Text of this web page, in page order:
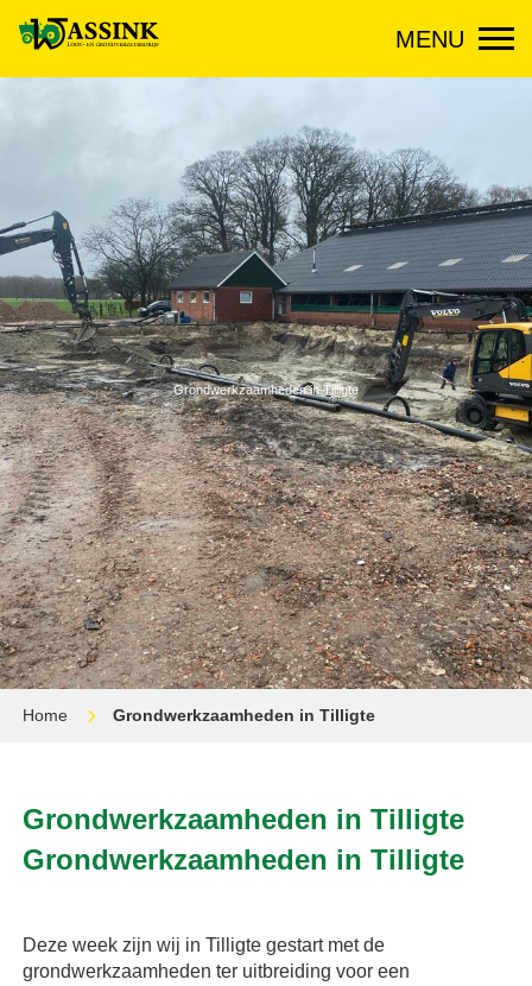
MENU
Grondwerkzaamheden in Tilligte
Home Grondwerkzaamheden in Tilligte
Grondwerkzaamheden in Tilligte
Grondwerkzaamheden in Tilligte
Deze week zijn wij in Tilligte gestart met de
grondwerkzaamheden ter uitbreiding voor een